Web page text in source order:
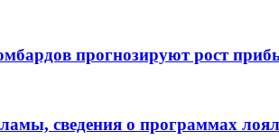
прогнозируют рост
сведения о программах